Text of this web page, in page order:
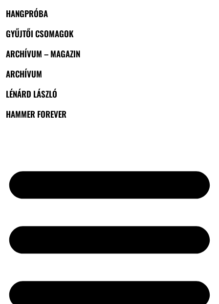
HANGPRÓBA
GYŰJTŐI CSOMAGOK
ARCHÍVUM – MAGAZIN
ARCHÍVUM
LÉNÁRD LÁSZLÓ
HAMMER FOREVER